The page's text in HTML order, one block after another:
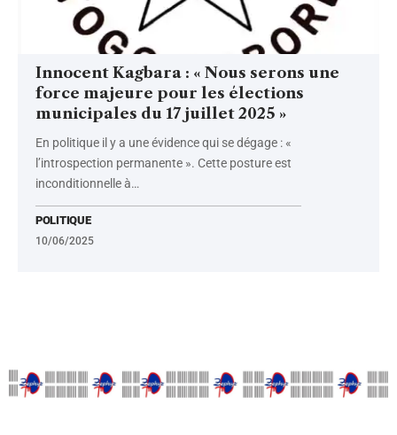
Innocent Kagbara : « Nous serons une
force majeure pour les élections
municipales du 17 juillet 2025 »
En politique il y a une évidence qui se dégage : «
l’introspection permanente ». Cette posture est
inconditionnelle à…
POLITIQUE
10/06/2025